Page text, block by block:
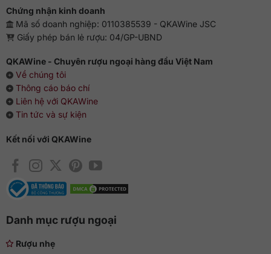
Chứng nhận kinh doanh
Mã số doanh nghiệp: 0110385539 - QKAWine JSC
Giấy phép bán lẻ rượu: 04/GP-UBND
QKAWine - Chuyên rượu ngoại hàng đầu Việt Nam
Về chúng tôi
Thông cáo báo chí
Liên hệ với QKAWine
Tin tức và sự kiện
Kết nối với QKAWine
Danh mục rượu ngoại
Rượu nhẹ